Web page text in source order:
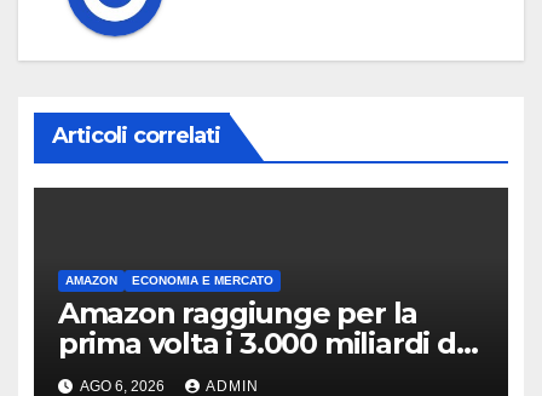
Articoli correlati
AMAZON ECONOMIA E MERCATO
Amazon raggiunge per la
prima volta i 3.000 miliardi di
capitalizzazione
AGO 6, 2026 ADMIN